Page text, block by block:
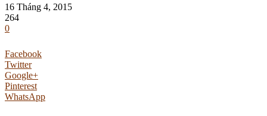
16 Tháng 4, 2015
264
0
Facebook
Twitter
Google+
Pinterest
WhatsApp